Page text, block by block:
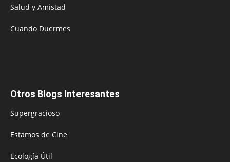
Salud y Amistad
Cuando Duermes
Otros Blogs Interesantes
Supergracioso
Estamos de Cine
Ecología Útil